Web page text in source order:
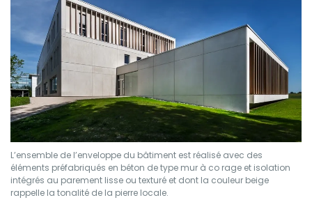
L’ensemble de l’enveloppe du bâtiment est réalisé avec des
éléments préfabriqués en béton de type mur à co rage et isolation
intégrés au parement lisse ou texturé et dont la couleur beige
rappelle la tonalité de la pierre locale.